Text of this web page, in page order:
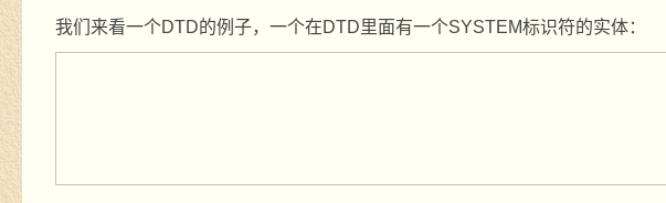
我们来看一个DTD的例子，一个在DTD里面有一个SYSTEM标识符的实体：